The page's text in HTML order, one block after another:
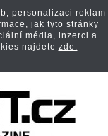
personalizaci reklam
jak tyto stránky
média, inzerci a
najdete zde.